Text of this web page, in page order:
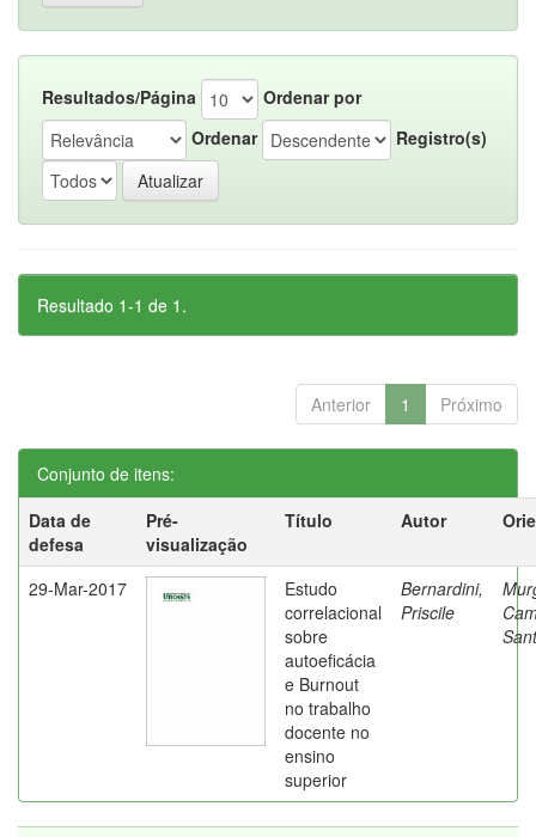
Resultados/Página
Ordenar por
Ordenar
Registro(s)
Resultado 1-1 de 1.
Anterior 1 Próximo
Conjunto de itens:
Data de
defesa
Pré-
visualização
Título Autor
29-Mar-2017
Estudo
correlacional
sobre
autoeficácia
e Burnout
no trabalho
docente no
ensino
superior
Bernardini,
Priscile